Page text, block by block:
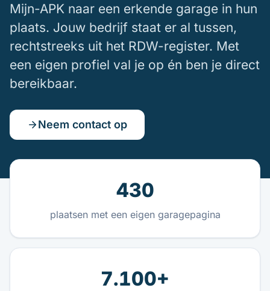
Mijn-APK naar een erkende garage in hun
plaats. Jouw bedrijf staat er al tussen,
rechtstreeks uit het RDW-register. Met
een eigen profiel val je op én ben je direct
bereikbaar.
Neem contact op
430
plaatsen met een eigen garagepagina
7.100+